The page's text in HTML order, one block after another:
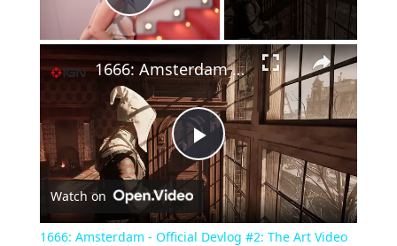
Play Video
×
Play
Video
1666: Amsterdam - Official Devlog #2: The Art Video
Watch on
1666: Amsterdam - Official Devlog #2: The Art Video